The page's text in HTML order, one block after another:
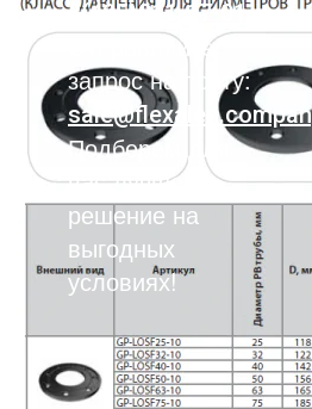
8(495)211-17-01
Отправляйте
запрос на почту:
Подберем для
вас лучшее
решение на
выгодных
условиях!